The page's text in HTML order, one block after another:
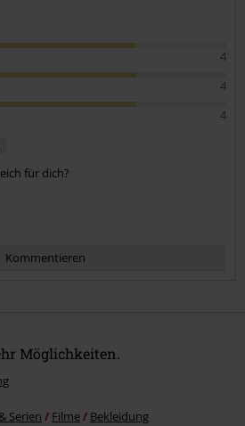
4
4
4
für dich?
Kommentieren
Möglichkeiten.
Serien Filme Bekleidung